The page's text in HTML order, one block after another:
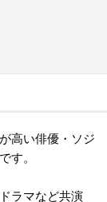
高い俳優・ソジ
す。
ラマなど共演